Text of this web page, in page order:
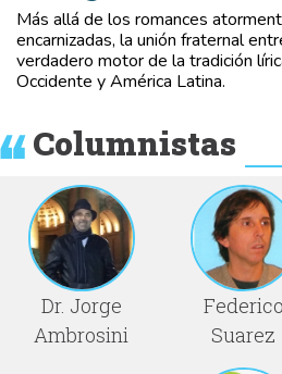
Más allá de los romances
encarnizadas, la unión fraternal
verdadero motor de la tradición
Occidente y América Latina.
Columnistas
Dr. Jorge
Ambrosini
Federico
Suarez